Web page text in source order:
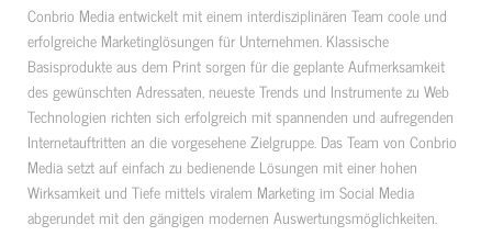
Conbrio Media entwickelt mit einem interdisziplinären Team coole und
erfolgreiche Marketinglösungen für Unternehmen. Klassische
Basisprodukte aus dem Print sorgen für die geplante Aufmerksamkeit
des gewünschten Adressaten, neueste Trends und Instrumente zu Web
Technologien richten sich erfolgreich mit spannenden und aufregenden
Internetauftritten an die vorgesehene Zielgruppe. Das Team von Conbrio
Media setzt auf einfach zu bedienende Lösungen mit einer hohen
Wirksamkeit und Tiefe mittels viralem Marketing im Social Media
abgerundet mit den gängigen modernen Auswertungsmöglichkeiten.